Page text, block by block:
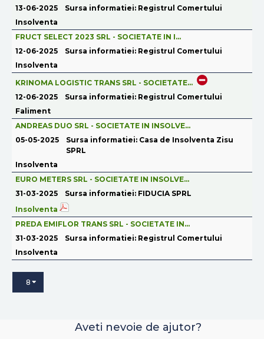
13-06-2025
Sursa informatiei: Registrul Comertului
Insolventa
12-06-2025
FRUCT SELECT 2023 SRL - SOCIETATE IN I...
Sursa informatiei: Registrul Comertului
Insolventa
12-06-2025
KRINOMA LOGISTIC TRANS SRL - SOCIETATE...
Sursa informatiei: Registrul Comertului
Faliment
05-05-2025
ANDREAS DUO SRL - SOCIETATE IN INSOLVE...
Sursa informatiei: Casa de Insolventa Zisu
SPRL
Insolventa
31-03-2025
EURO METERS SRL - SOCIETATE IN INSOLVE...
Sursa informatiei: FIDUCIA SPRL
Insolventa
31-03-2025
PREDA EMIFLOR TRANS SRL - SOCIETATE IN...
Sursa informatiei: Registrul Comertului
Insolventa
8
Aveti nevoie de ajutor?